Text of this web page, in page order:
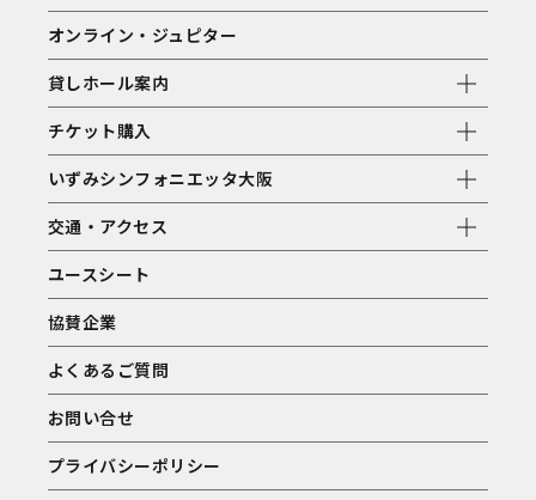
オンライン・ジュピター
貸しホール案内
チケット購入
いずみシンフォニエッタ大阪
交通・アクセス
ユースシート
協賛企業
よくあるご質問
お問い合せ
プライバシーポリシー